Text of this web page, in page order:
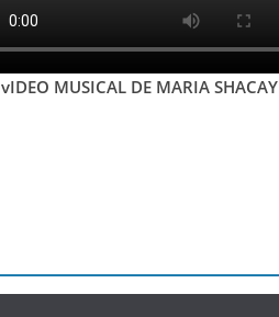
vIDEO MUSICAL DE MARIA SHACAY